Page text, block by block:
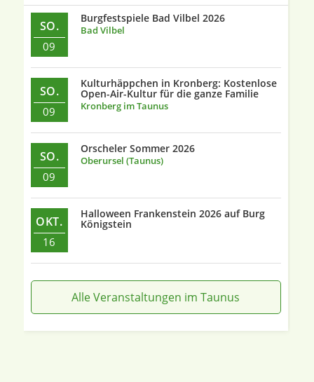
SO.
09
Burgfestspiele Bad Vilbel 2026
Bad Vilbel
SO.
09
Kulturhäppchen in Kronberg: Kostenlose
Open-Air-Kultur für die ganze Familie
Kronberg im Taunus
SO.
09
Orscheler Sommer 2026
Oberursel (Taunus)
OKT.
16
Halloween Frankenstein 2026 auf Burg
Königstein
Alle Veranstaltungen im Taunus